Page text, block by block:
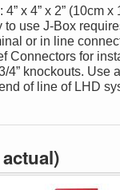
4” x 4” x 2” (10cm
to use J-Box
or in line
Connectors for
4” knockouts. Use
of line of LHD